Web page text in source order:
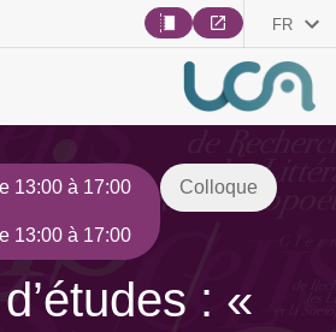
FR
13:00 à 17:00
13:00 à 17:00
Colloque
: «